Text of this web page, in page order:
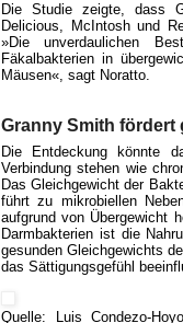
Die Studie zeigte, dass
Delicious, McIntosh und
»Die unverdaulichen
Fäkalbakterien in
Mäusen«, sagt Noratto.
Granny Smith fördert
Die Entdeckung könnte
Verbindung stehen wie
Das Gleichgewicht der
führt zu mikrobiellen
aufgrund von Übergewicht
Darmbakterien ist die
gesunden Gleichgewichts
das Sättigungsgefühl
Quelle: Luis Condezo-